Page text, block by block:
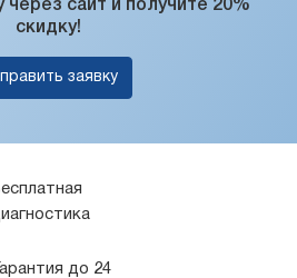
через сайт и получите 20%
скидку!
заявку
Гарантия до 24